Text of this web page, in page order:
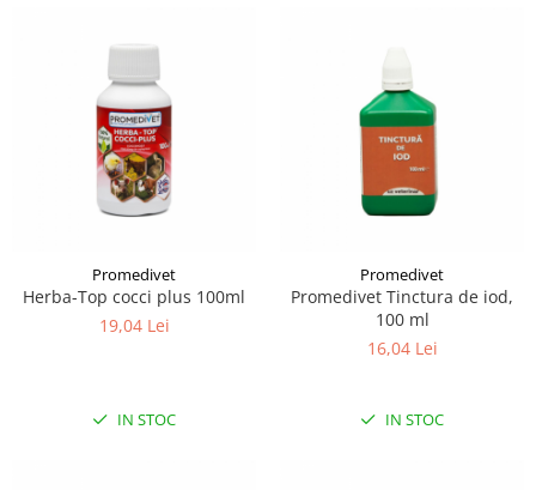
Promedivet
Herba-Top cocci plus 100ml
19,04 Lei
IN STOC
Promedivet
Promedivet Tinctura de iod,
100 ml
16,04 Lei
IN STOC